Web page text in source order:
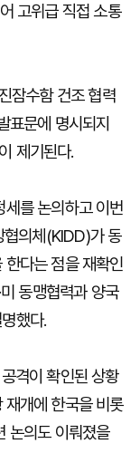
고위급 직접 소통
잠수함 건조 협력
표문에 명시되지
제기된다.
를 논의하고 이번
협의체(KIDD)가 동
다는 점을 재확인
동맹협력과 양국
했다.
격이 확인된 상황
개에 한국을 비롯
논의도 이뤄졌을